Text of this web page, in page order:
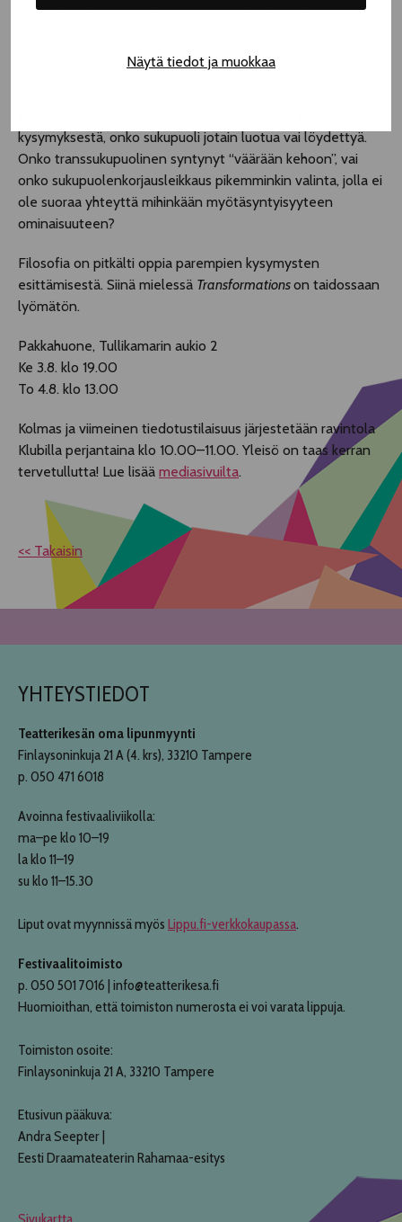
Näytä tiedot ja muokkaa
kokonaan tanssin hyväksi. Ilmaisun prisma huolehtii
kysymyksestä, onko sukupuoli jotain luotua vai löydettyä.
Onko transsukupuolinen syntynyt “väärään kehoon”, vai
onko sukupuolenkorjausleikkaus pikemminkin valinta, jolla ei
ole suoraa yhteyttä mihinkään myötäsyntyisyyteen
ominaisuuteen?
Filosofia on pitkälti oppia parempien kysymysten
esittämisestä. Siinä mielessä Transformationson taidossaan
lyömätön.
Pakkahuone, Tullikamarin aukio 2
Ke 3.8. klo 19.00
To 4.8. klo 13.00
Kolmas ja viimeinen tiedotustilaisuus järjestetään ravintola
Klubilla perjantaina klo 10.00–11.00. Yleisö on taas kerran
tervetullutta! Lue lisää mediasivuilta.
<< Takaisin
YHTEYSTIEDOT
Teatterikesän oma lipunmyynti
Finlaysoninkuja 21 A (4. krs), 33210 Tampere
p. 050 471 6018
Avoinna festivaaliviikolla:
ma–pe klo 10–19
la klo 11–19
su klo 11–15.30
Liput ovat myynnissä myös Lippu.fi-verkkokaupassa.
Festivaalitoimisto
p. 050 501 7016 | info@teatterikesa.fi
Huomioithan, että toimiston numerosta ei voi varata lippuja.
Toimiston osoite:
Finlaysoninkuja 21 A, 33210 Tampere
Etusivun pääkuva:
Andra Seepter |
Eesti Draamateaterin Rahamaa-esitys
Sivukartta